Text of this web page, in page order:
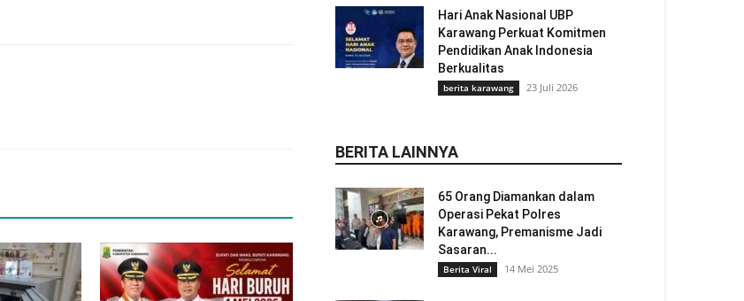
Hari Anak Nasional UBP
Karawang Perkuat Komitmen
Pendidikan Anak Indonesia
Berkualitas
berita karawang 23 Juli 2026
BERITA LAINNYA
65 Orang Diamankan dalam
Operasi Pekat Polres
Karawang, Premanisme Jadi
Sasaran...
Berita Viral 14 Mei 2025